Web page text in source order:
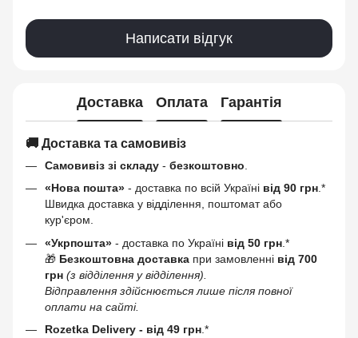
Написати відгук
Доставка Оплата Гарантія
🚚 Доставка та самовивіз
Самовивіз зі складу - безкоштовно
«Нова пошта» - доставка по всій Україні від 90 грн.*
Швидка доставка у відділення, поштомат або
кур'єром.
«Укрпошта» - доставка по Україні від 50 грн .*
🎁 Безкоштовна доставка при замовленні від 700
грн (з відділення у відділення).
Відправлення здійснюється лише після повної
оплати на сайті.
Rozetka Delivery - від 49 грн .*